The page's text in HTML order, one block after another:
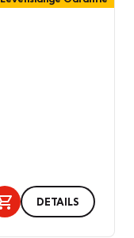
DETAILS